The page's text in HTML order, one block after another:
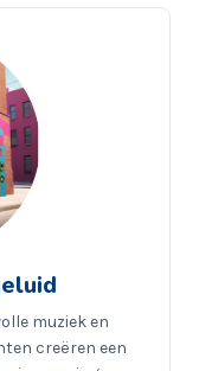
muziek en
creëren een